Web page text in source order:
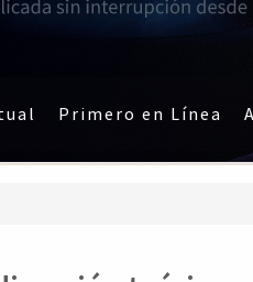
Primero en Línea